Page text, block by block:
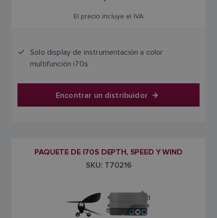
El precio incluye el IVA
Solo display de instrumentación a color
multifunción i70s
Encontrar un distribuidor
PAQUETE DE I70S DEPTH, SPEED Y WIND
SKU: T70216